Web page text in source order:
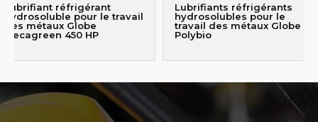
Lubrifiant réfrigérant
hydrosoluble pour le travail
des métaux Globe
Mecagreen 450 HP
Lubrifiants réfrigérants
hydrosolubles pour le
travail des métaux Globe
Polybio